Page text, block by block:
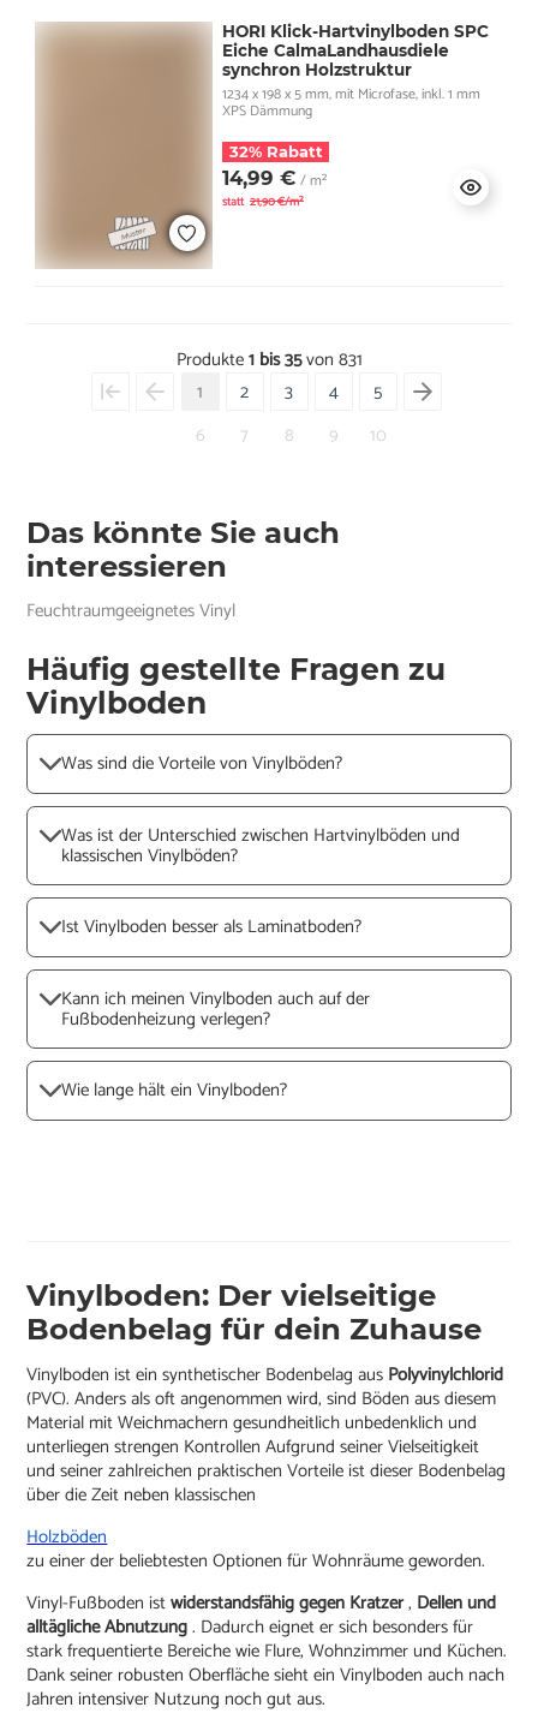
HORI Klick-Hartvinylboden SPC
Eiche CalmaLandhausdiele
synchron Holzstruktur
1234 x 198 x 5 mm, mit Microfase, inkl. 1 mm
XPS Dämmung
32% Rabatt
14,99 € / m²
statt 21,90 €/m²
Produkte1 bis 35von 831
1
2 3 4
5
6
7 8 9 10
Das könnte Sie auch
interessieren
Feuchtraumgeeignetes Vinyl
Häufig gestellte Fragen zu
Vinylboden
Was sind die Vorteile von Vinylböden?
Was ist der Unterschied zwischen Hartvinylböden und
klassischen Vinylböden?
Ist Vinylboden besser als Laminatboden?
Kann ich meinen Vinylboden auch auf der
Fußbodenheizung verlegen?
Wie lange hält ein Vinylboden?
Vinylboden: Der vielseitige
Bodenbelag für dein Zuhause
Vinylboden ist ein synthetischer Bodenbelag aus Polyvinylchlorid
(PVC). Anders als oft angenommen wird, sind Böden aus diesem
Material mit Weichmachern gesundheitlich unbedenklich und
unterliegen strengen Kontrollen Aufgrund seiner Vielseitigkeit
und seiner zahlreichen praktischen Vorteile ist dieser Bodenbelag
über die Zeit neben klassischen
Holzböden
zu einer der beliebtesten Optionen für Wohnräume geworden.
Vinyl-Fußboden istwiderstandsfähig gegen Kratzer, Dellen und
alltägliche Abnutzung. Dadurch eignet er sich besonders für
stark frequentierte Bereiche wie Flure, Wohnzimmer und Küchen.
Dank seiner robusten Oberfläche sieht ein Vinylboden auch nach
Jahren intensiver Nutzung noch gut aus.